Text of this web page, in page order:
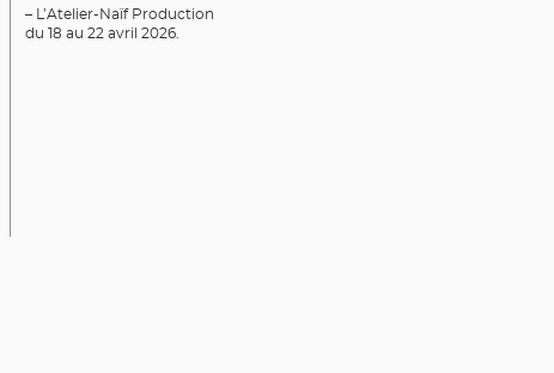
– L’Atelier-Naïf Production
du 18 au 22 avril 2026.